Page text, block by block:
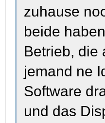
zuhause
beide
Betrieb, die
jemand ne
Software
und das